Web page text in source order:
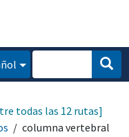
tejidos
columna vertebral
todas las 12 rutas]